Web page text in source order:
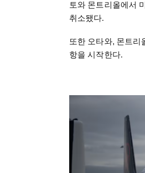
토와 몬트리올에서
취소됐다.
또한 오타와, 몬트리
항을 시작한다.